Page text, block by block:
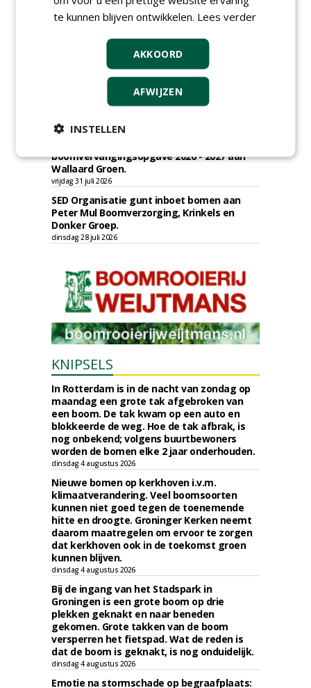
Academisch Ziekenhuis Maastricht gunt
onderhoud terreinen MUMC+ aan Jonkers
dinsdag 4 augustus 2026
Provincie Drenthe gunt bestek 1879;
onderhoud bomen en beplantingen 2026,
provincie Drenthe aan Den Held
zondag 2 augustus 2026
boomvervangingsopgave 2026 - 2027 aan
Wallaard Groen.
vrijdag 31 juli 2026
SED Organisatie gunt inboet bomen aan
Peter Mul Boomverzorging, Krinkels en
Donker Groep.
dinsdag 28 juli 2026
KNIPSELS
In Rotterdam is in de nacht van zondag op
maandag een grote tak afgebroken van
een boom. De tak kwam op een auto en
blokkeerde de weg. Hoe de tak afbrak, is
nog onbekend; volgens buurtbewoners
worden de bomen elke 2 jaar onderhouden.
dinsdag 4 augustus 2026
Nieuwe bomen op kerkhoven i.v.m.
klimaatverandering. Veel boomsoorten
kunnen niet goed tegen de toenemende
hitte en droogte. Groninger Kerken neemt
daarom maatregelen om ervoor te zorgen
dat kerkhoven ook in de toekomst groen
kunnen blijven.
dinsdag 4 augustus 2026
Bij de ingang van het Stadspark in
Groningen is een grote boom op drie
plekken geknakt en naar beneden
gekomen. Grote takken van de boom
versperren het fietspad. Wat de reden is
dat de boom is geknakt, is nog onduidelijk.
dinsdag 4 augustus 2026
Emotie na stormschade op begraafplaats:
te kunnen blijven ontwikkelen. Lees verder
AKKOORD
AFWIJZEN
INSTELLEN